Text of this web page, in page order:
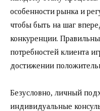
особенности рынка и
чтобы быть на шаг
конкуренции.
потребностей клиента
достижении
Безусловно, личный
индивидуальные